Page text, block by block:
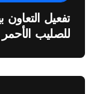
تفعيل التعاون
للصليب الأحمر